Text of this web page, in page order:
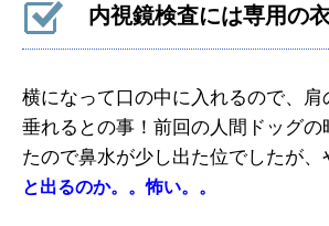
内視鏡検査には専用の
横になって口の中に入れるので、
垂れるとの事！前回の人間ドッグの
たので鼻水が少し出た位でしたが、
と出るのか。。怖い。。